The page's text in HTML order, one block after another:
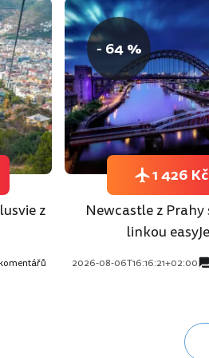
z
- 64 %
Newcastle z Prahy
linkou
2026-08-06T16:16:21+02:00
1 426 Kč